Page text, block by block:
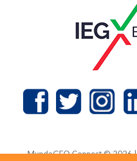
MundoGEO Connect © 2026